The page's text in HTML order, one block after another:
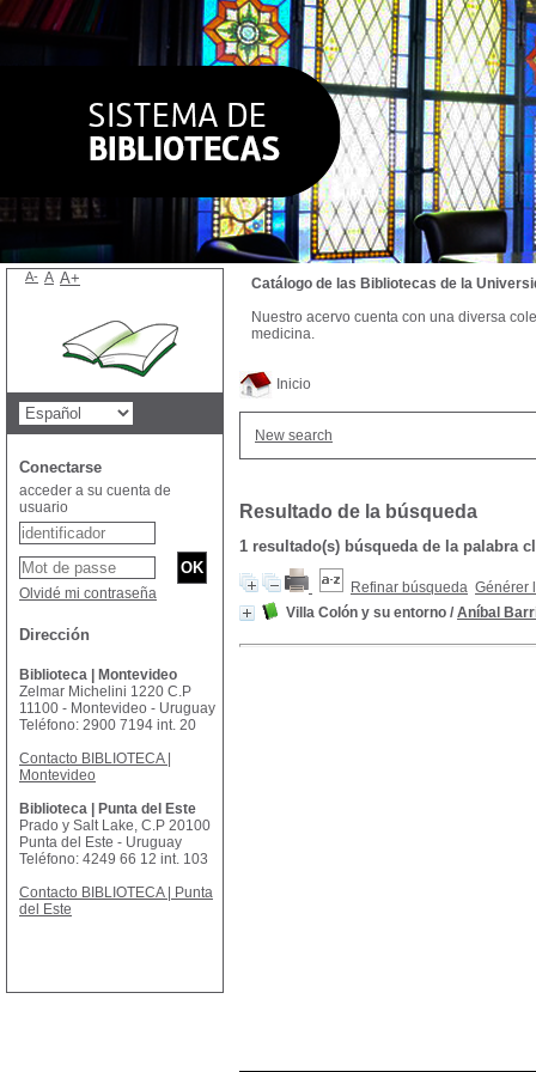
Inicio
New search
Resultado de la búsqueda
1 resultado(s) búsqueda de la palabra
Refinar búsqueda Générer
Villa Colón y su entorno / Aníbal
Catálogo de las Bibliotecas de la
Nuestro acervo cuenta con una diversa
medicina.
A- A A+
Conectarse
acceder a su cuenta de
usuario
Olvidé mi contraseña
Dirección
Biblioteca | Montevideo
Zelmar Michelini 1220 C.P
11100 - Montevideo - Uruguay
Teléfono: 2900 7194 int. 20
Contacto BIBLIOTECA |
Montevideo
Biblioteca | Punta del Este
Prado y Salt Lake, C.P 20100
Punta del Este - Uruguay
Teléfono: 4249 66 12 int. 103
Contacto BIBLIOTECA | Punta
del Este